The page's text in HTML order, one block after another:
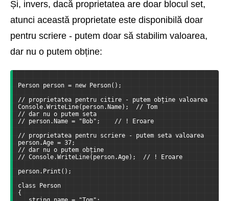
Și, invers, dacă proprietatea are doar blocul set,
atunci această proprietate este disponibilă doar
pentru scriere - putem doar să stabilim valoarea,
dar nu o putem obține:
Person person = new Person();
// proprietatea pentru citire - putem obține valoarea
Console.WriteLine(person.Name);  // Tom
// dar nu o putem seta
// person.Name = "Bob";    // ! Eroare
// proprietatea pentru scriere - putem seta valoarea
person.Age = 37;
// dar nu o putem obține
// Console.WriteLine(person.Age);  // ! Eroare
person.Print();
class Person
{